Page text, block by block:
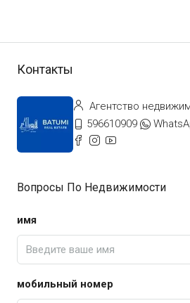
Контакты
Агентство
596610909
Вопросы По Недвижимости
имя
мобильный номер